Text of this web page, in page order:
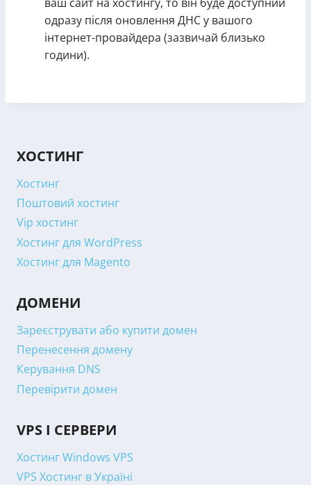
одразу після оновлення ДНС у вашого
інтернет-провайдера (зазвичай близько
години).
ХОСТИНГ
Хостинг
Поштовий хостинг
Vip хостинг
Хостинг для WordPress
Хостинг для Magento
ДОМЕНИ
Зареєструвати або купити домен
Перенесення домену
Керування DNS
Перевірити домен
VPS І СЕРВЕРИ
Хостинг Windows VPS
VPS Хостинг в Україні